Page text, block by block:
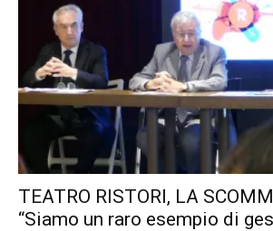
TEATRO RISTORI, LA
“Siamo un raro esempio di